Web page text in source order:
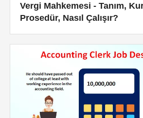
Vergi Mahkemesi - Tanım,
Prosedür, Nasıl Çalışır?